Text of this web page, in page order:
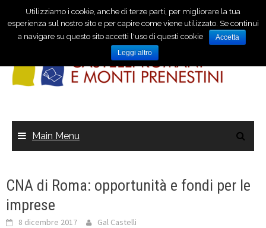
Main Menu
CNA di Roma: opportunità e fondi per le
imprese
8 dicembre 2017 Gal Castelli
Utilizziamo i cookie, anche di terze parti, per migliorare la tua
esperienza sul nostro sito e per capire come viene utilizzato. Se continui
a navigare su questo sito accetti l'uso di questi cookie
Accetta
Leggi altro